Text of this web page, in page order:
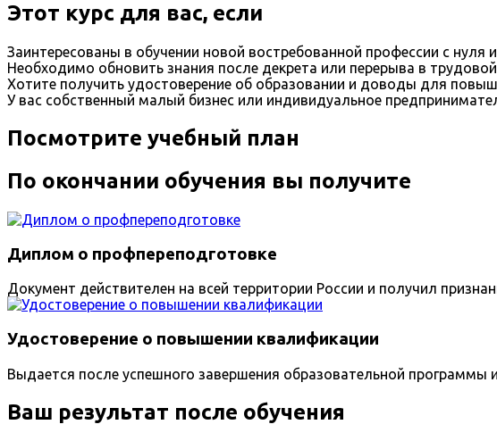
Этот курс для вас, если
Заинтересованы в обучении новой востребованной профессии с нуля
Необходимо обновить знания после декрета или перерыва в
Хотите получить удостоверение об образовании и доводы для
У вас собственный малый бизнес или индивидуальное
Посмотрите учебный план
По окончании обучения вы получите
Диплом о профпереподготовке
Документ действителен на всей территории России и получил
Удостоверение о повышении квалификации
Выдается после успешного завершения образовательной программы
Ваш результат после обучения